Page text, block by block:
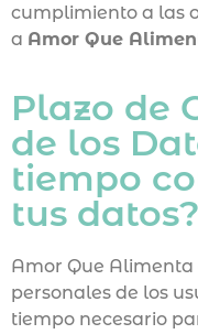
cumplimiento a las
a Amor Que
Plazo de
de los
tiempo
tus datos?
Amor Que
personales de los
tiempo necesario